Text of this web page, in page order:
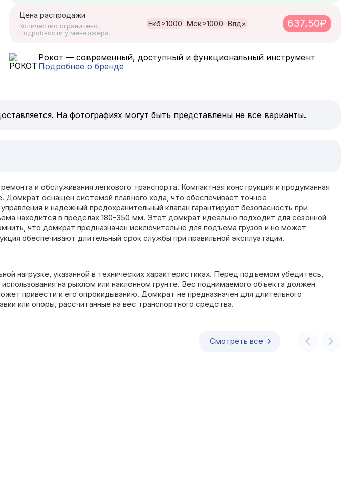
Цена распродажи
Количество ограничено.
Подробности у менеджера.
Екб>1000 Мск>1000 Влд× 637,50₽
Рокот — современный, доступный и функциональный инструмент
Подробнее о бренде
На фотографиях могут быть представлены не все варианты.
и обслуживания легкового транспорта. Компактная конструкция и продуманная
Домкрат оснащен системой плавного хода, что обеспечивает точное
и надежный предохранительный клапан гарантируют безопасность при
находится в пределах 180-350 мм. Этот домкрат идеально подходит для сезонной
что домкрат предназначен исключительно для подъема грузов и не может
обеспечивают длительный срок службы при правильной эксплуатации.
нагрузке, указанной в технических характеристиках. Перед подъемом убедитесь,
на рыхлом или наклонном грунте. Вес поднимаемого объекта должен
привести к его опрокидыванию. Домкрат не предназначен для длительного
или опоры, рассчитанные на вес транспортного средства.
Смотреть все